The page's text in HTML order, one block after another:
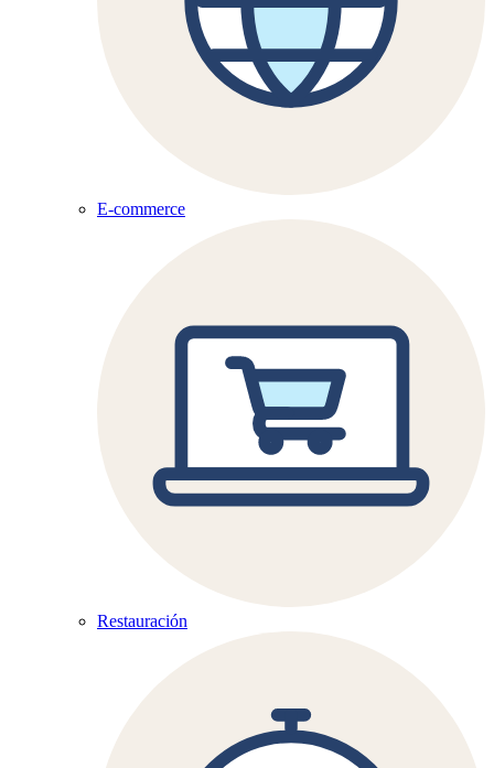
E-commerce
Restauración